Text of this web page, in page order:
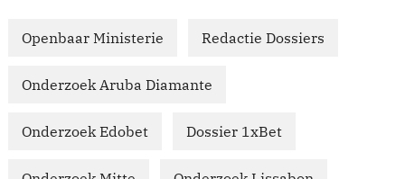
Openbaar Ministerie Redactie Dossiers
Onderzoek Aruba Diamante
Onderzoek Edobet Dossier 1xBet